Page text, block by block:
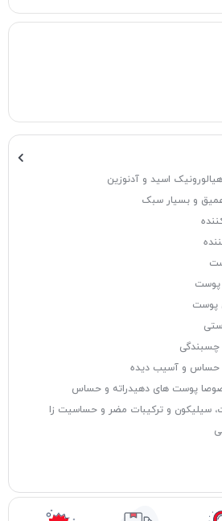
و بسیار سبک
پوست
پوست
چسبندگی
حساس و آسیب دیده
پوست های دهیدراته و حساس
سیلیکون و ترکیبات مضر و حساسیت زا